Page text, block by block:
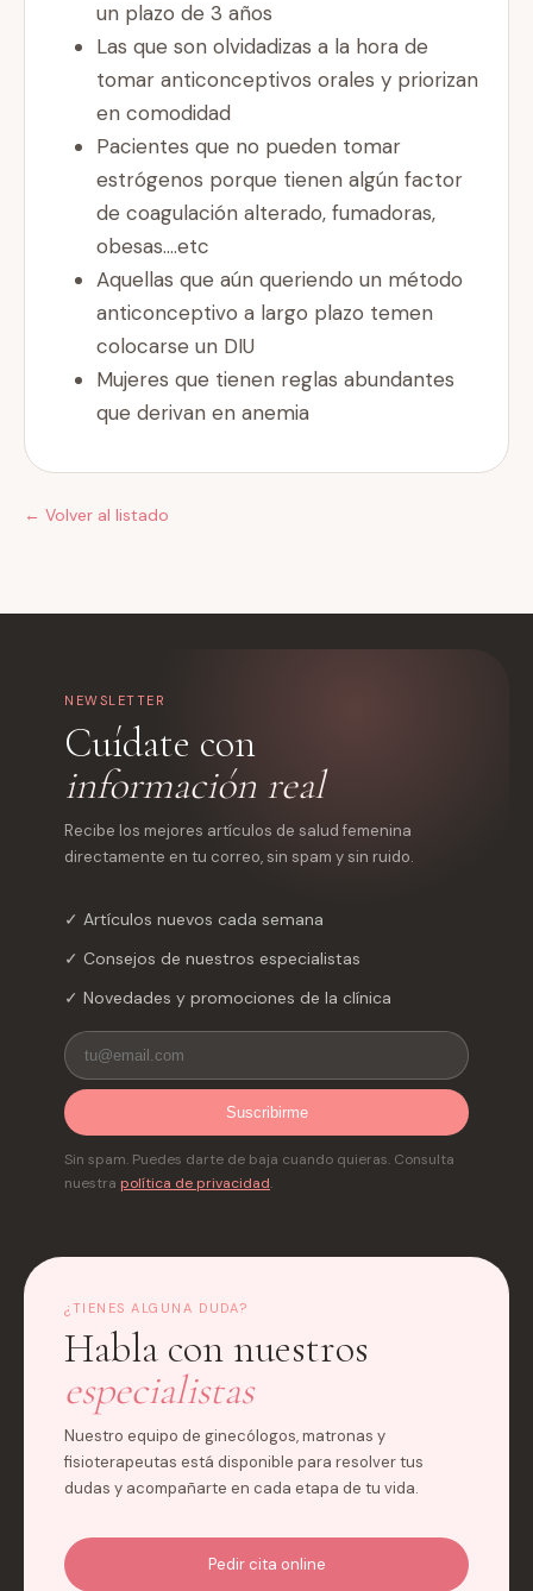
un plazo de 3 años
Las que son olvidadizas a la hora de
tomar anticonceptivos orales y priorizan
en comodidad
Pacientes que no pueden tomar
estrógenos porque tienen algún factor
de coagulación alterado, fumadoras,
obesas….etc
Aquellas que aún queriendo un método
anticonceptivo a largo plazo temen
colocarse un DIU
Mujeres que tienen reglas abundantes
que derivan en anemia
← Volver al listado
NEWSLETTER
Cuídate con
información real
Recibe los mejores artículos de salud femenina
directamente en tu correo, sin spam y sin ruido.
✓ Artículos nuevos cada semana
✓ Consejos de nuestros especialistas
✓ Novedades y promociones de la clínica
Suscribirme
Sin spam. Puedes darte de baja cuando quieras. Consulta
nuestra política de privacidad.
¿TIENES ALGUNA DUDA?
Habla con nuestros
especialistas
Nuestro equipo de ginecólogos, matronas y
fisioterapeutas está disponible para resolver tus
dudas y acompañarte en cada etapa de tu vida.
Pedir cita online